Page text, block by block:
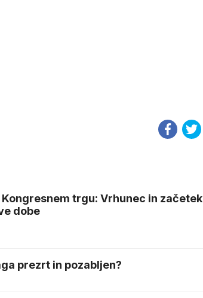
Kongresnem trgu: Vrhunec in začetek
dobe
prezrt in pozabljen?